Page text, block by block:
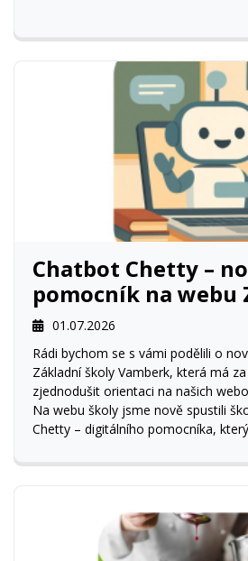
Chatbot Chetty –
pomocník na webu
01.07.2026
Rádi bychom se s vámi podělili o
Základní školy Vamberk, která má
zjednodušit orientaci na našich
Na webu školy jsme nově spustili
Chetty – digitálního pomocníka,